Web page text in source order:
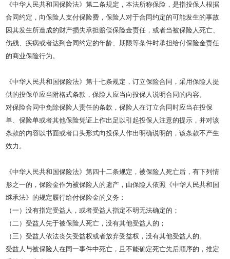
《中华人民共和国保险法》第二条规定，本法所称保险，是指投保人根据
合同约定，向保险人支付保险费，保险人对于合同约定的可能发生的事故
因其发生所造成的财产损失承担赔偿保险金责任，或者当被保险人死亡、
伤残、疾病或者达到合同约定的年龄、期限等条件时承担给付保险金责任
的商业保险行为。
《中华人民共和国保险法》第十七条规定，订立保险合同，采用保险人提
供的投保单应当附格式条款，保险人应当向投保人说明合同的内容。
对保险合同中免除保险人责任的条款，保险人在订立合同时应当在投保
单、保险单或者其他保险凭证上作出足以引起投保人注意的提示，并对该
条款的内容以书面或者口头形式向投保人作出明确说明的，该条款不产生
效力。
《中华人民共和国保险法》第四十二条规定，被保险人死亡后，有下列情
形之一的，保险金作为被保险人的遗产，由保险人依照《中华人民共和国
继承法》的规定履行给付保险金的义务：
（一）没有指定受益人，或者受益人指定不明无法确定的；
（二）受益人先于被保险人死亡，没有其他受益人的；
（三）受益人依法丧失受益权或者放弃受益权，没有其他受益人的。
受益人与被保险人在同一事件中死亡，且不能确定死亡先后顺序的，推定